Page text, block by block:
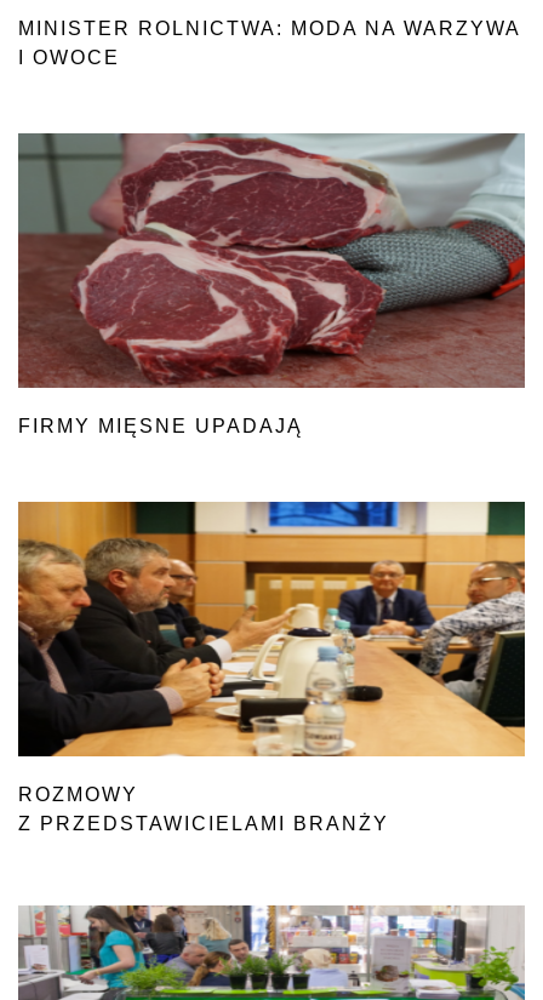
MINISTER ROLNICTWA: MODA NA WARZYWA
I OWOCE
FIRMY MIĘSNE UPADAJĄ
ROZMOWY
Z PRZEDSTAWICIELAMI BRANŻY